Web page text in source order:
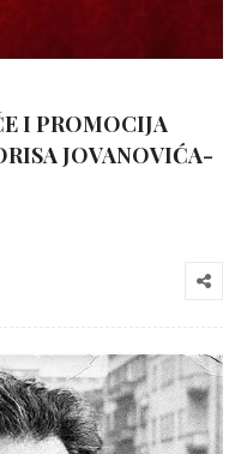
I PROMOCIJA
JOVANOVIĆA-